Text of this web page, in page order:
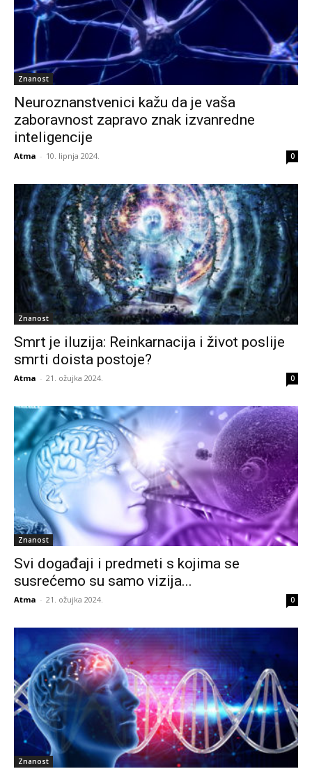
Znanost
Neuroznanstvenici kažu da je vaša
zaboravnost zapravo znak izvanredne
inteligencije
Atma - 10. lipnja 2024. 0
Znanost
Smrt je iluzija: Reinkarnacija i život poslije
smrti doista postoje?
Atma - 21. ožujka 2024. 0
Znanost
Svi događaji i predmeti s kojima se
susrećemo su samo vizija...
Atma - 21. ožujka 2024. 0
Znanost